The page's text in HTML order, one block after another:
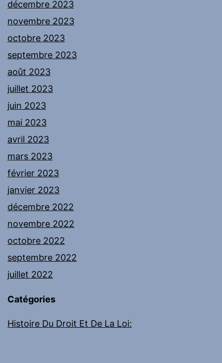
décembre 2023
novembre 2023
octobre 2023
septembre 2023
août 2023
juillet 2023
juin 2023
mai 2023
avril 2023
mars 2023
février 2023
janvier 2023
décembre 2022
novembre 2022
octobre 2022
septembre 2022
juillet 2022
Catégories
Histoire Du Droit Et De La Loi: